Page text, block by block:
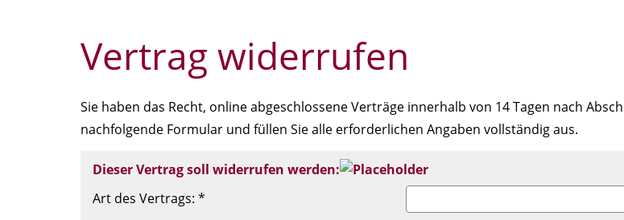
Vertrag widerrufen
Sie haben das Recht, online abgeschlossene Verträge innerhalb von 14 Tagen nach
nachfolgende Formular und füllen Sie alle erforderlichen Angaben vollständig aus.
Dieser Vertrag soll widerrufen werden:
Art des Vertrags: *